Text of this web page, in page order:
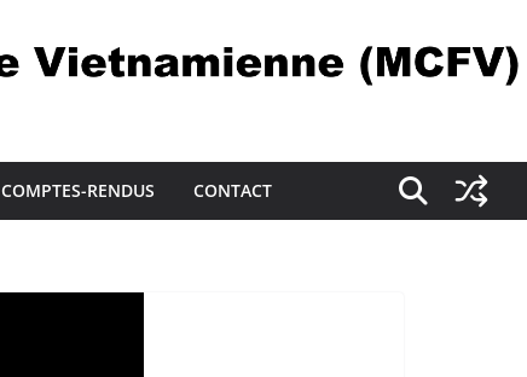
COMPTES-RENDUS CONTACT